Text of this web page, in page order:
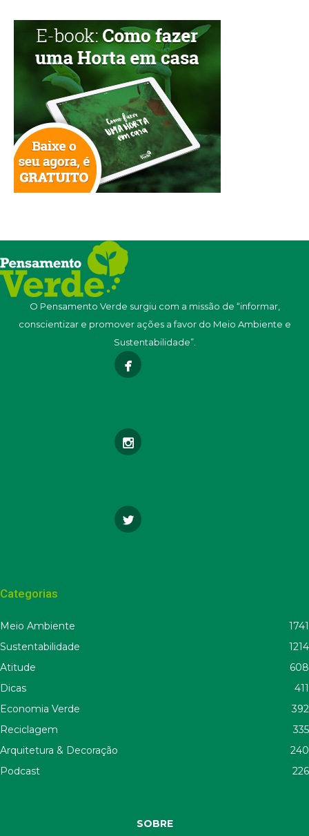
O Pensamento Verde surgiu com a missão de “informar,
conscientizar e promover ações a favor do Meio Ambiente e
Sustentabilidade”.
Categorias
Meio Ambiente
1741
Sustentabilidade
1214
Atitude
608
Dicas
411
Economia Verde
392
Reciclagem
335
Arquitetura & Decoração
240
Podcast
226
SOBRE